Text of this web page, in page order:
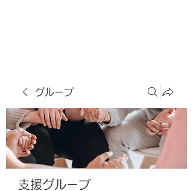
グループ
支援グループ